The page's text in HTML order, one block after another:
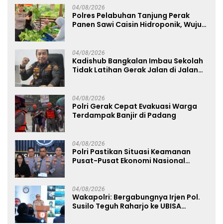
04/08/2026
Polres Pelabuhan Tanjung Perak
Panen Sawi Caisin Hidroponik, Wujud
04/08/2026
Kadishub Bangkalan Imbau Sekolah
Tidak Latihan Gerak Jalan di Jalan
04/08/2026
Polri Gerak Cepat Evakuasi Warga
Terdampak Banjir di Padang
04/08/2026
Polri Pastikan Situasi Keamanan
Pusat-Pusat Ekonomi Nasional
04/08/2026
Wakapolri: Bergabungnya Irjen Pol.
Susilo Teguh Raharjo ke UBISA